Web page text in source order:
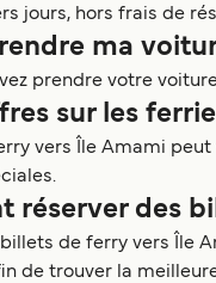
jours, hors frais de
ma
prendre votre
sur les
vers Île Amami
réserver des
billets de ferry vers Île
de trouver la